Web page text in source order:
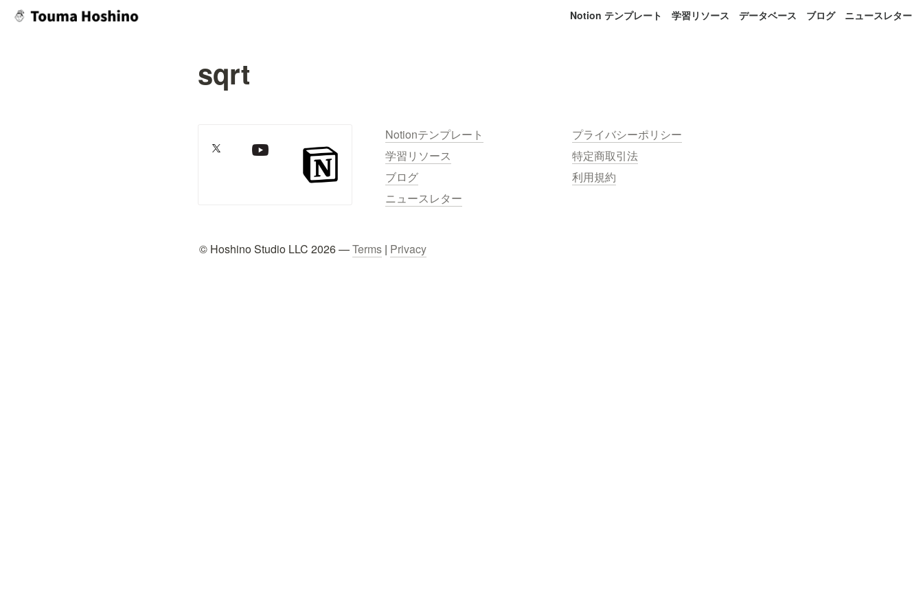
Notion テンプレート 学習リソース データベース ブログ ニュースレター
sqrt
Notionテンプレート
学習リソース
ブログ
ニュースレター
プライバシーポリシー
特定商取引法
利用規約
© Hoshino Studio LLC 2026 — Terms | Privacy